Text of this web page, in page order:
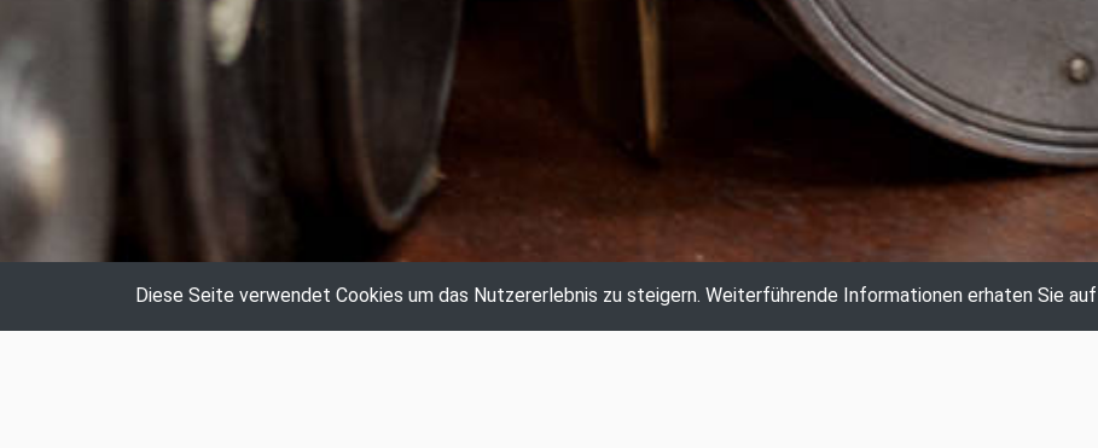
Diese Seite verwendet Cookies um das Nutzererlebnis zu steigern. Weiterführende Informationen erhaten Sie